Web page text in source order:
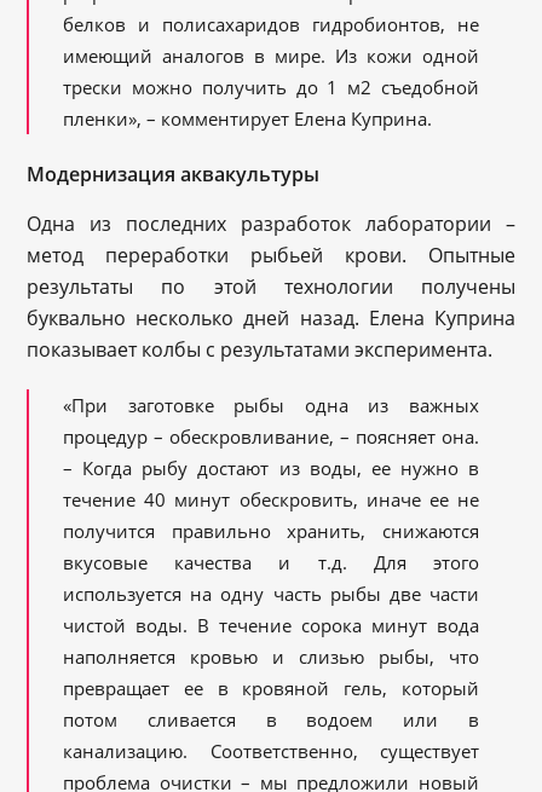
белков и полисахаридов гидробионтов, не
имеющий аналогов в мире. Из кожи одной
трески можно получить до 1 м2 съедобной
пленки», – комментирует Елена Куприна.
Модернизация аквакультуры
Одна из последних разработок лаборатории –
метод переработки рыбьей крови. Опытные
результаты по этой технологии получены
буквально несколько дней назад. Елена Куприна
показывает колбы с результатами эксперимента.
«При заготовке рыбы одна из важных
процедур – обескровливание, – поясняет она.
– Когда рыбу достают из воды, ее нужно в
течение 40 минут обескровить, иначе ее не
получится правильно хранить, снижаются
вкусовые качества и т.д. Для этого
используется на одну часть рыбы две части
чистой воды. В течение сорока минут вода
наполняется кровью и слизью рыбы, что
превращает ее в кровяной гель, который
потом сливается в водоем или в
канализацию. Соответственно, существует
проблема очистки – мы предложили новый